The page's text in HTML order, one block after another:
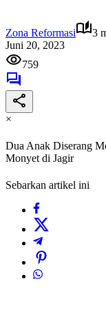
Zona Reformasi
3
Juni 20, 2023
759
×
Dua Anak Diserang
Monyet di Jagir
Sebarkan artikel ini